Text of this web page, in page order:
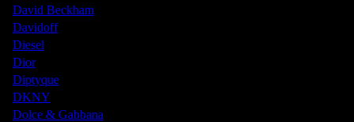
David Beckham
Davidoff
Diesel
Dior
Diptyque
DKNY
Dolce & Gabbana